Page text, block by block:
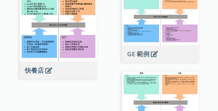
快餐店
GE 範例